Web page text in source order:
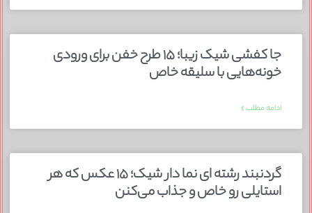
جا کفشی شیک زیبا؛ ۱۵ طرح خفن برای ورودی
خونه‌هایی با سلیقه خاص
ادامه مطلب »
گردنبند رشته ای نما دار شیک؛ ۱۵ عکس که هر
استایلی رو خاص و جذاب می‌کنن